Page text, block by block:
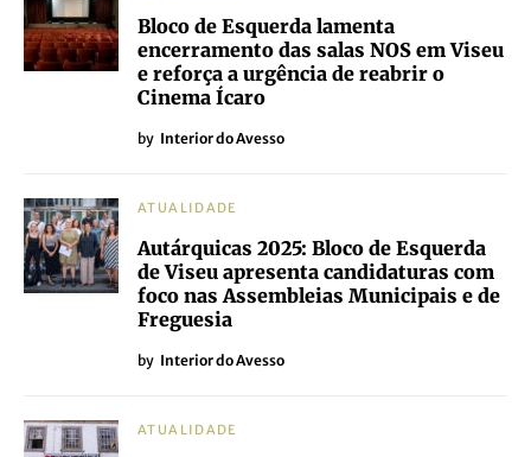
Bloco de Esquerda lamenta
encerramento das salas NOS em Viseu
e reforça a urgência de reabrir o
Cinema Ícaro
by Interior do Avesso
ATUALIDADE
Autárquicas 2025: Bloco de Esquerda
de Viseu apresenta candidaturas com
foco nas Assembleias Municipais e de
Freguesia
by Interior do Avesso
ATUALIDADE